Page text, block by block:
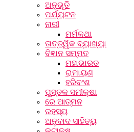
ଅନୁଭୂତି
ପର୍ଯ୍ୟଟନ
ନାରୀ
ମର୍ମକଥା
ତାତ୍ତ୍ୱିକ ବ୍ୟାଖ୍ୟା
ବିଜ୍ଞାନ ସମ୍ମତ
ମହାଭାରତ
ରାମାୟଣ
ହରିବଂଶ
ପୁସ୍ତକ ସମୀକ୍ଷା
ରେ ଆତ୍ମନ
ରହସ୍ୟ
ଅନୁବାଦ ସାହିତ୍ୟ